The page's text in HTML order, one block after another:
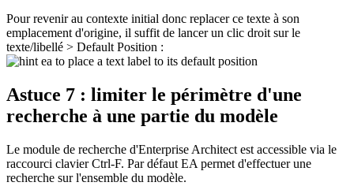
Pour revenir au contexte initial donc replacer ce texte à son
emplacement d'origine, il suffit de lancer un clic droit sur le
texte/libellé > Default Position :
Astuce 7 : limiter le périmètre d'une
recherche à une partie du modèle
Le module de recherche d'Enterprise Architect est accessible via le
raccourci clavier Ctrl-F. Par défaut EA permet d'effectuer une
recherche sur l'ensemble du modèle.